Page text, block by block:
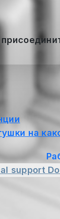
на
support